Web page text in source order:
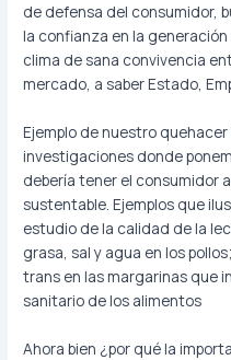
de defensa del consumidor,
la confianza en la
clima de sana convivencia
mercado, a saber Estado,
Ejemplo de nuestro
investigaciones donde
debería tener el consumidor
sustentable. Ejemplos que
estudio de la calidad de la
grasa, sal y agua en los
trans en las margarinas que
sanitario de los alimentos
Ahora bien ¿por qué la